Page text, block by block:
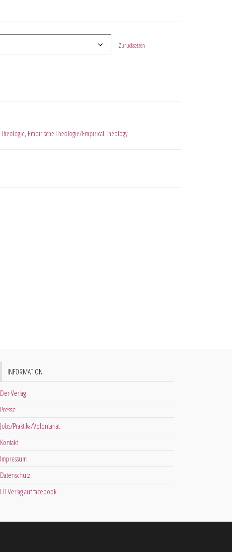
Zurücksetzen
Theologie, Empirische Theologie/Empirical Theology
INFORMATION
Der Verlag
Presse
Jobs/Praktika/Volontariat
Kontakt
Impressum
Datenschutz
LIT Verlag auf facebook